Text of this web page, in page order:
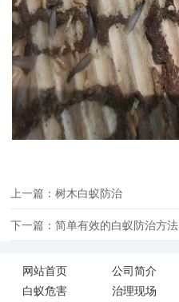
上一篇：树木白蚁防治
下一篇：简单有效的白蚁防治方法
网站首页 公司简介
白蚁危害
治理现场